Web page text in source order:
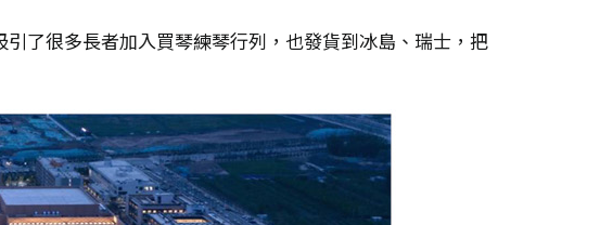
了很多長者加入買琴練琴行列，也發貨到冰島、瑞士，把